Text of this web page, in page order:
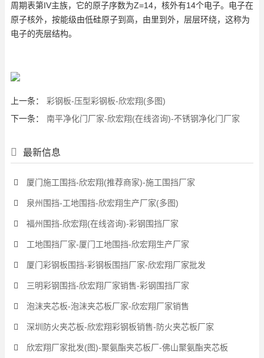
周期表第IV主族，它的原子序数为Z=14，核外有14个电子。电子在
原子核外，按能级由低硅原子到高，由里到外，层层环绕，这称为
电子的壳层结构。
上一条：
彩钢板-压型彩钢板-欣宏翔(多图)
下一条：
南平净化门厂家-欣宏翔(在线咨询)-不锈钢净化门厂家
最新信息
厦门施工围挡-欣宏翔(推荐商家)-施工围挡厂家
泉州围挡-工地围挡-欣宏翔生产厂家(多图)
福州围挡-欣宏翔(在线咨询)-彩钢围挡厂家
工地围挡厂家-厦门工地围挡-欣宏翔生产厂家
厦门彩钢板围挡-彩钢板围挡厂家-欣宏翔厂家批发
三明彩钢围挡-欣宏翔厂家销售-彩钢围挡厂家
泡沫夹芯板-泡沫夹芯板厂家-欣宏翔厂家销售
深圳防火夹芯板-欣宏翔彩钢板销售-防火夹芯板厂家
欣宏翔厂家批发(图)-聚氨酯夹芯板厂-佛山聚氨酯夹芯板